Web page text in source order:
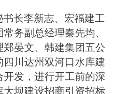
长李新志、宏福建工
务副总经理秦先均、
晏文、韩建集团五公
川达州双河口水库建
发，进行开工前的深
大坝建设招商引资招标